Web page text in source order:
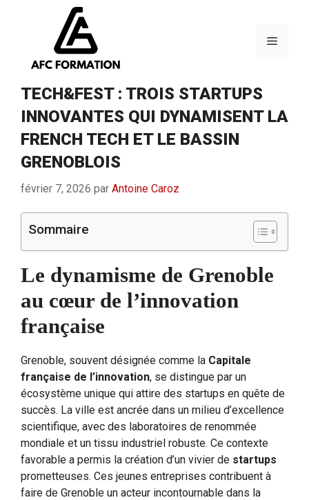
Menu
TECH&FEST : TROIS STARTUPS
INNOVANTES QUI DYNAMISENT LA
FRENCH TECH ET LE BASSIN
GRENOBLOIS
février 7, 2026 par Antoine Caroz
Sommaire
Le dynamisme de Grenoble
au cœur de l’innovation
française
Grenoble, souvent désignée comme la Capitale
française de l’innovation, se distingue par un
écosystème unique qui attire des startups en quête de
succès. La ville est ancrée dans un milieu d’excellence
scientifique, avec des laboratoires de renommée
mondiale et un tissu industriel robuste. Ce contexte
favorable a permis la création d’un vivier de startups
prometteuses. Ces jeunes entreprises contribuent à
faire de Grenoble un acteur incontournable dans la